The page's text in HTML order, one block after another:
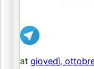
at giovedì,